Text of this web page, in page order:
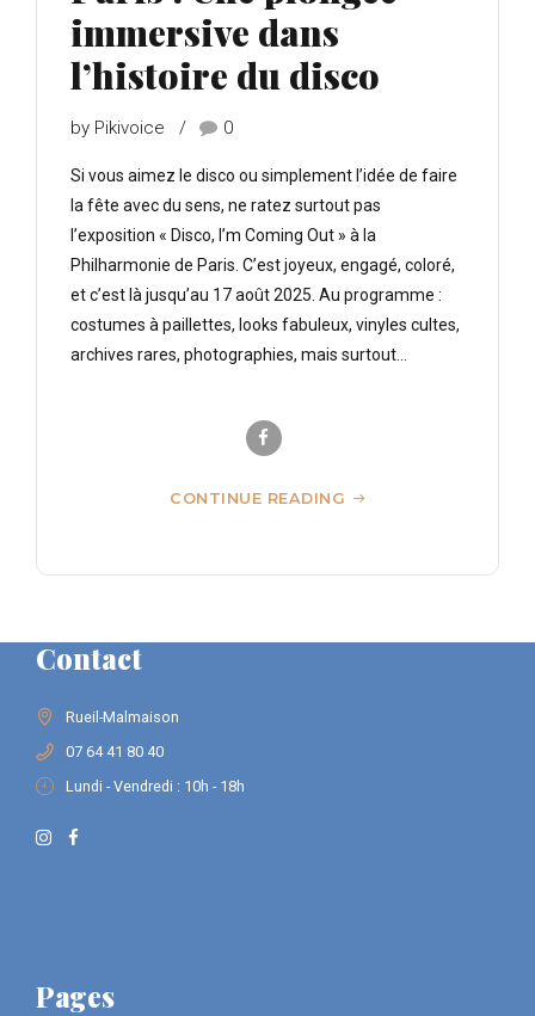
immersive dans
l’histoire du disco
by Pikivoice 0
Si vous aimez le disco ou simplement l’idée de faire
la fête avec du sens, ne ratez surtout pas
l’exposition « Disco, I’m Coming Out » à la
Philharmonie de Paris. C’est joyeux, engagé, coloré,
et c’est là jusqu’au 17 août 2025. Au programme :
costumes à paillettes, looks fabuleux, vinyles cultes,
archives rares, photographies, mais surtout...
CONTINUE READING
Contact
Rueil-Malmaison
07 64 41 80 40
Lundi - Vendredi : 10h - 18h
Pages